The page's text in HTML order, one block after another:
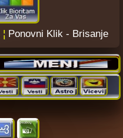
¦ Ponovni Klik - Brisanje